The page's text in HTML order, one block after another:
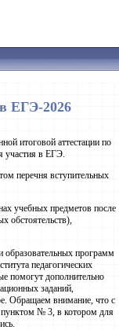
ЕГЭ-2026
итоговой аттестации по
участия в ЕГЭ.
перечня вступительных
учебных предметов после
обстоятельств),
образовательных программ
педагогических
помогут дополнительно
заданий,
Обращаем внимание, что с
№ 3, в котором для